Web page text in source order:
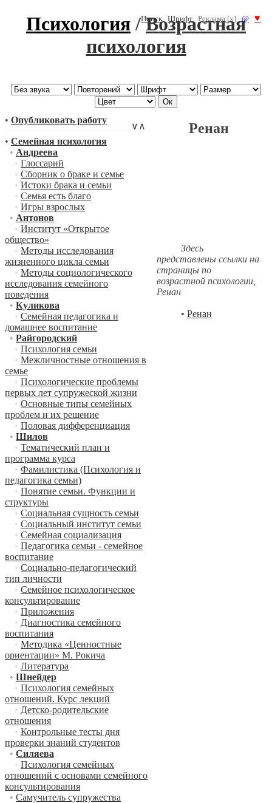
Поиск Шрифт Реклама [x] @ ♥
Психология/Возрастная
психология
∨ ∧
• Опубликовать работу
• Семейная психология
• Андреева
• Глоссарий
• Сборник о браке и семье
• Истоки брака и семьи
• Семья есть благо
• Игры взрослых
• Антонов
• Институт «Открытое
общество»
• Методы исследования
жизненного цикла семьи
• Методы социологического
исследования семейного
поведения
• Куликова
• Семейная педагогика и
домашнее воспитание
• Райгородский
• Психология семьи
• Межличностные отношения в
семье
• Психологические проблемы
первых лет супружеской жизни
• Основные типы семейных
проблем и их решение
• Половая дифференциация
• Шилов
• Тематический план и
программа курса
• Фамилистика (Психология и
педагогика семьи)
• Понятие семьи. Функции и
структуры
• Социальная сущность семьи
• Социальный институт семьи
• Семейная социализация
• Педагогика семьи - семейное
воспитание
• Социально-педагогический
тип личности
• Семейное психологическое
консультирование
• Приложения
• Диагностика семейного
воспитания
• Методика «Ценностные
ориентации» М. Рокича
• Литература
• Шнейдер
• Психология семейных
отношений. Курс лекций
• Детско-родительские
отношения
• Контрольные тесты дня
проверки знаний студентов
• Силяева
• Психология семейных
отношений с основами семейного
консультирования
• Самучитель супружества
Ренан
Здесь
представлены ссылки на
страницы по
возрастной психологии,
Ренан
• Ренан